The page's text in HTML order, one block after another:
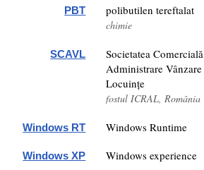
PBT polibutilen tereftalat
chimie
SCAVL
Societatea Comercială
Administrare Vânzare
Locuințe
fostul ICRAL, România
Windows RT Windows Runtime
Windows XP Windows experience